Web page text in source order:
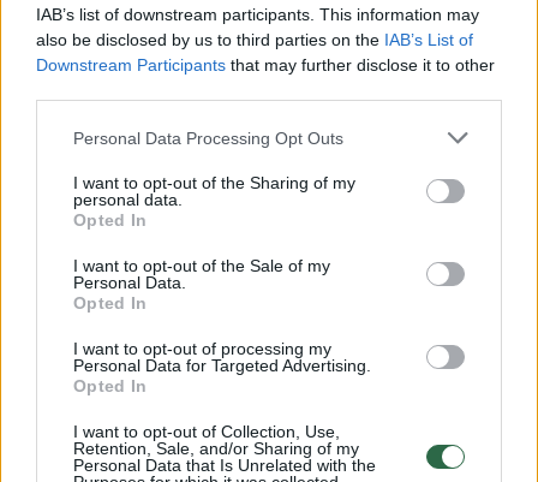
IAB’s list of downstream participants. This information may
also be disclosed by us to third parties on the IAB’s List of
Downstream Participants that may further disclose it to other
Personal Data Processing Opt Outs
I want to opt-out of the Sharing of my
personal data.
Opted In
I want to opt-out of the Sale of my
Personal Data.
Opted In
I want to opt-out of processing my
Personal Data for Targeted Advertising.
Opted In
I want to opt-out of Collection, Use,
Retention, Sale, and/or Sharing of my
Personal Data that Is Unrelated with the
00:00:30
Vaizdai iš tragiškos avarijos Vilniaus r.: dviejų moterų ir
vaiko gyvybių išgelbėti nepavyko
00:00:57
Savaitės vidurys nusimato karštas: temperatūra kils iki
32 laipsnių šilumos
Žinios | Orai
V. Zalužno pasisakymą laiko bandymu įsitvirtinti
Ukrainos politikoje: jis yra neteisus